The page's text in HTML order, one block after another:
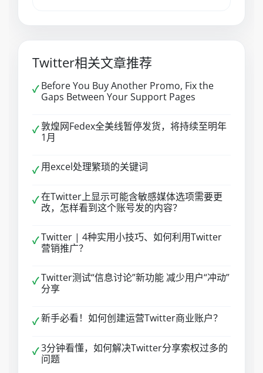
Twitter相关文章推荐
✓ Before You Buy Another Promo, Fix the
Gaps Between Your Support Pages
✓敦煌网Fedex全美线暂停发货，将持续至明年
1月
✓ 用excel处理繁琐的关键词
✓在Twitter上显示可能含敏感媒体选项需要更
改，怎样看到这个账号发的内容？
✓Twitter | 4种实用小技巧、如何利用Twitter
营销推广？
✓Twitter测试“信息讨论”新功能 减少用户“冲动”
分享
✓新手必看！如何创建运营Twitter商业账户？
✓3分钟看懂，如何解决Twitter分享索权过多的
问题